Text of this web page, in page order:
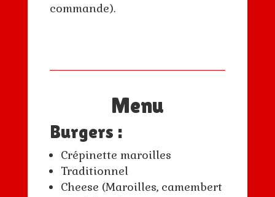
commande).
Menu
Burgers :
Crépinette maroilles
Traditionnel
Cheese (Maroilles, camembert